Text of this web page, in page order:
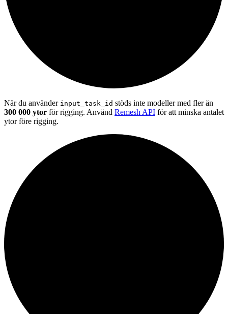
När du använder input_task_id stöds inte modeller med fler än
300 000 ytor för rigging. Använd Remesh API för att minska antalet
ytor före rigging.